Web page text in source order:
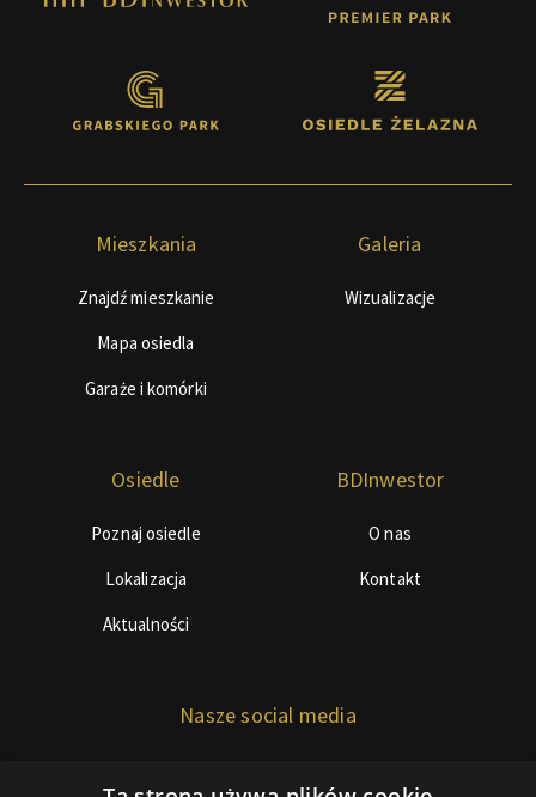
Mieszkania
Znajdź mieszkanie
Mapa osiedla
Garaże i komórki
Galeria
Wizualizacje
Osiedle
Poznaj osiedle
Lokalizacja
Aktualności
BDInwestor
O nas
Kontakt
Nasze social media